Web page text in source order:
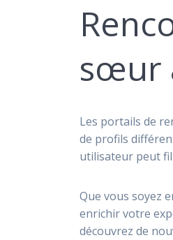
sœur
Les portails de
de profils
utilisateur peut
Que vous soyez
enrichir votre
découvrez de